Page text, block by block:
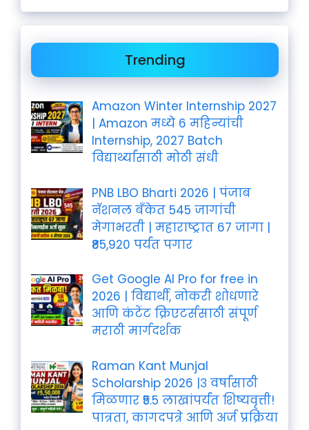
Trending
Amazon Winter Internship 2027
| Amazon मध्ये 6 महिन्यांची
Internship, 2027 Batch
विद्यार्थ्यांसाठी मोठी संधी
PNB LBO Bharti 2026 | पंजाब
नॅशनल बँकेत 545 जागांची
मेगाभरती | महाराष्ट्रात 67 जागा |
₹85,920 पर्यंत पगार
Get Google AI Pro for free in
2026 | विद्यार्थी, नोकरी शोधणारे
आणि कंटेंट क्रिएटर्ससाठी संपूर्ण
मराठी मार्गदर्शक
Raman Kant Munjal
Scholarship 2026 |३ वर्षांसाठी
मिळणार ₹5.5 लाखांपर्यंत शिष्यवृत्ती!
पात्रता, कागदपत्रे आणि अर्ज प्रक्रिया